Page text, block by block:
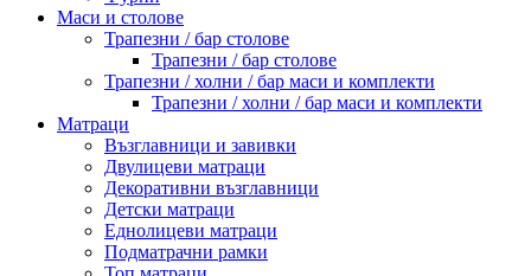
Маси и столове
Трапезни / бар столове
Трапезни / бар столове
Трапезни / холни / бар маси и комплекти
Трапезни / холни / бар маси и комплекти
Матраци
Възглавници и завивки
Двулицеви матраци
Декоративни възглавници
Детски матраци
Еднолицеви матраци
Подматрачни рамки